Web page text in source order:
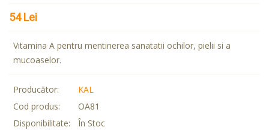
54 Lei
Vitamina A pentru mentinerea sanatatii ochilor, pielii si a
mucoaselor.
Producător:
KAL
Cod produs:
OA81
Disponibilitate:
În Stoc